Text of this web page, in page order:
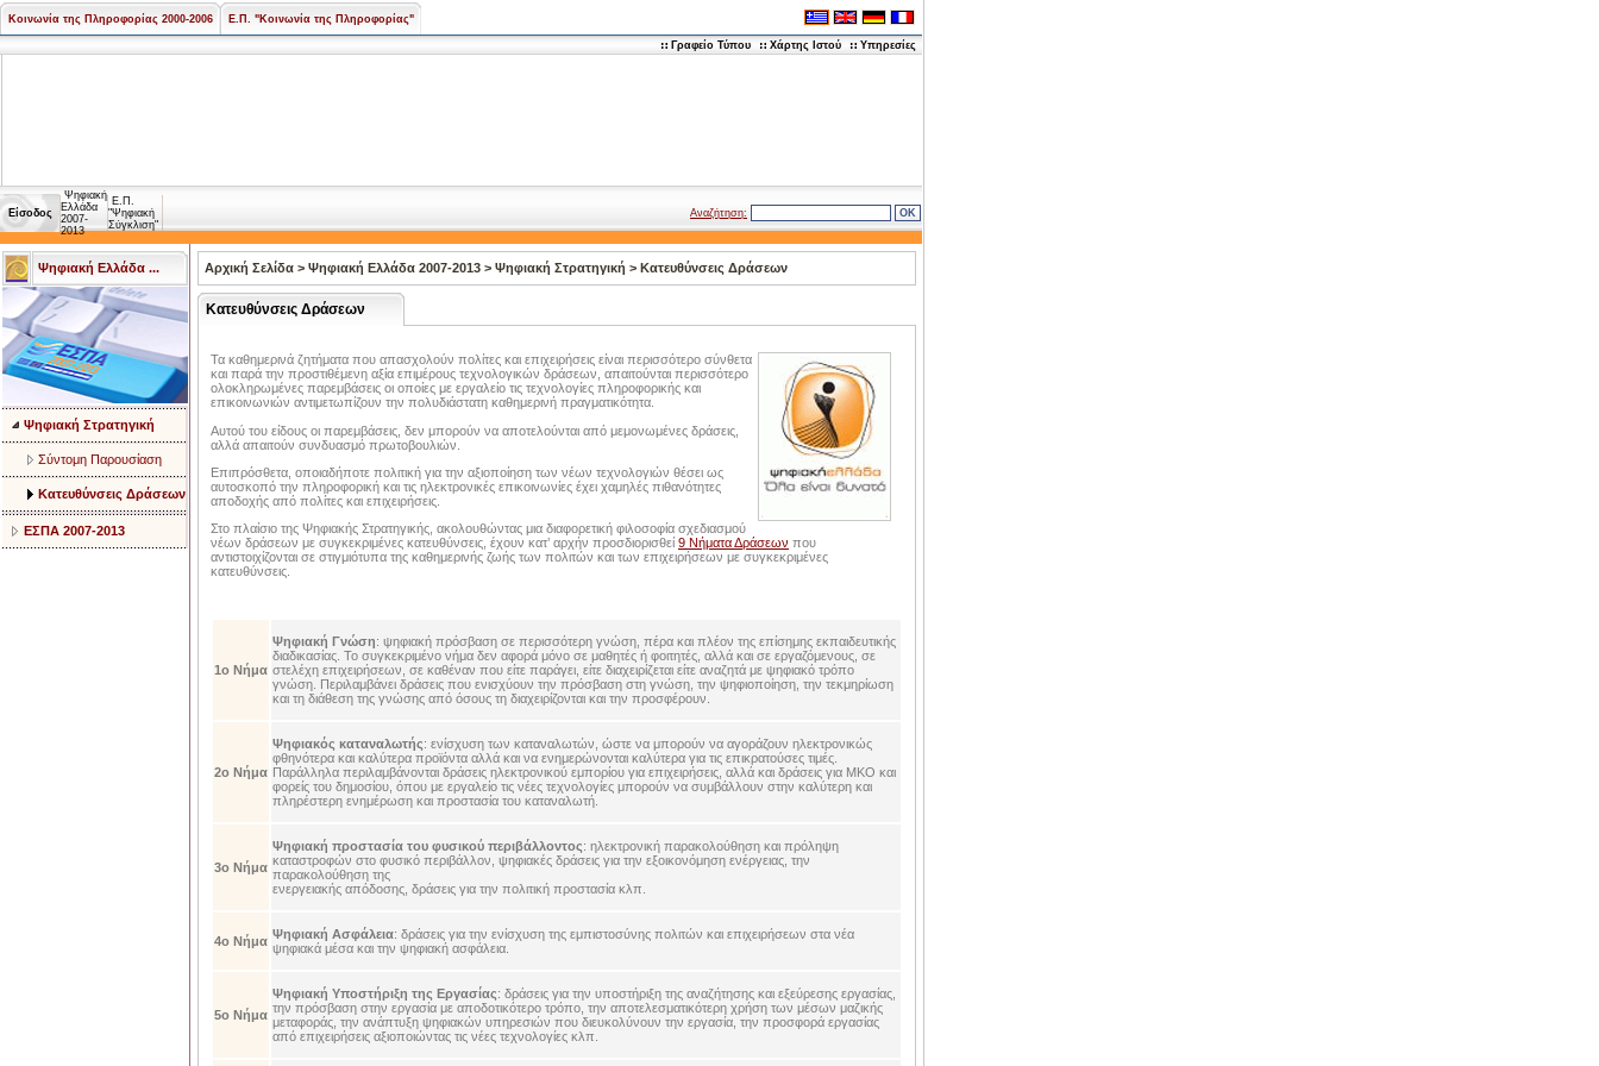
Κοινωνία της Πληροφορίας 2000-2006 Ε.Π. "Κοινωνία της Πληροφορίας"
Γραφείο Τύπου Χάρτης Ιστού Υπηρεσίες
Είσοδος
Ψηφιακή
Ελλάδα
2007-
2013
Ε.Π.
"Ψηφιακή
Σύγκλιση"
Αναζήτηση:
Ψηφιακή Ελλάδα ...
Ψηφιακή Στρατηγική
Σύντομη Παρουσίαση
Κατευθύνσεις Δράσεων
ΕΣΠΑ 2007-2013
Αρχική Σελίδα > Ψηφιακή Ελλάδα 2007-2013 > Ψηφιακή Στρατηγική > Κατευθύνσεις Δράσεων
Κατευθύνσεις Δράσεων
Τα καθημερινά ζητήματα που απασχολούν πολίτες και επιχειρήσεις είναι περισσότερο σύνθετα
και παρά την προστιθέμενη αξία επιμέρους τεχνολογικών δράσεων, απαιτούνται περισσότερο
ολοκληρωμένες παρεμβάσεις οι οποίες με εργαλείο τις τεχνολογίες πληροφορικής και
επικοινωνιών αντιμετωπίζουν την πολυδιάστατη καθημερινή πραγματικότητα.
Αυτού του είδους οι παρεμβάσεις, δεν μπορούν να αποτελούνται από μεμονωμένες δράσεις,
αλλά απαιτούν συνδυασμό πρωτοβουλιών.
Επιπρόσθετα, οποιαδήποτε πολιτική για την αξιοποίηση των νέων τεχνολογιών θέσει ως
αυτοσκοπό την πληροφορική και τις ηλεκτρονικές επικοινωνίες έχει χαμηλές πιθανότητες
αποδοχής από πολίτες και επιχειρήσεις.
Στο πλαίσιο της Ψηφιακής Στρατηγικής, ακολουθώντας μια διαφορετική φιλοσοφία σχεδιασμού
νέων δράσεων με συγκεκριμένες κατευθύνσεις, έχουν κατ’ αρχήν προσδιορισθεί 9 Νήματα Δράσεων που
αντιστοιχίζονται σε στιγμιότυπα της καθημερινής ζωής των πολιτών και των επιχειρήσεων με συγκεκριμένες
κατευθύνσεις.
1ο Νήμα
Ψηφιακή Γνώση: ψηφιακή πρόσβαση σε περισσότερη γνώση, πέρα και πλέον της επίσημης εκπαιδευτικής
διαδικασίας. Το συγκεκριμένο νήμα δεν αφορά μόνο σε μαθητές ή φοιτητές, αλλά και σε εργαζόμενους, σε
στελέχη επιχειρήσεων, σε καθέναν που είτε παράγει, είτε διαχειρίζεται είτε αναζητά με ψηφιακό τρόπο
γνώση. Περιλαμβάνει δράσεις που ενισχύουν την πρόσβαση στη γνώση, την ψηφιοποίηση, την τεκμηρίωση
και τη διάθεση της γνώσης από όσους τη διαχειρίζονται και την προσφέρουν.
2ο Νήμα
Ψηφιακός καταναλωτής: ενίσχυση των καταναλωτών, ώστε να μπορούν να αγοράζουν ηλεκτρονικώς
φθηνότερα και καλύτερα προϊόντα αλλά και να ενημερώνονται καλύτερα για τις επικρατούσες τιμές.
Παράλληλα περιλαμβάνονται δράσεις ηλεκτρονικού εμπορίου για επιχειρήσεις, αλλά και δράσεις για ΜΚΟ και
φορείς του δημοσίου, όπου με εργαλείο τις νέες τεχνολογίες μπορούν να συμβάλλουν στην καλύτερη και
πληρέστερη ενημέρωση και προστασία του καταναλωτή.
3ο Νήμα
Ψηφιακή προστασία του φυσικού περιβάλλοντος: ηλεκτρονική παρακολούθηση και πρόληψη
καταστροφών στο φυσικό περιβάλλον, ψηφιακές δράσεις για την εξοικονόμηση ενέργειας, την
παρακολούθηση της
ενεργειακής απόδοσης, δράσεις για την πολιτική προστασία κλπ.
4ο Νήμα Ψηφιακή Ασφάλεια: δράσεις για την ενίσχυση της εμπιστοσύνης πολιτών και επιχειρήσεων στα νέα
ψηφιακά μέσα και την ψηφιακή ασφάλεια.
5ο Νήμα
Ψηφιακή Υποστήριξη της Εργασίας: δράσεις για την υποστήριξη της αναζήτησης και εξεύρεσης εργασίας,
την πρόσβαση στην εργασία με αποδοτικότερο τρόπο, την αποτελεσματικότερη χρήση των μέσων μαζικής
μεταφοράς, την ανάπτυξη ψηφιακών υπηρεσιών που διευκολύνουν την εργασία, την προσφορά εργασίας
από επιχειρήσεις αξιοποιώντας τις νέες τεχνολογίες κλπ.